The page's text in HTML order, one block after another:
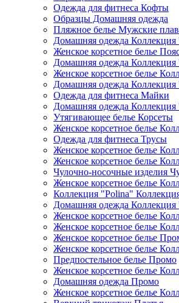
Одежда для фитнеса Кофты
Образцы Домашняя одежда
Пляжное белье Мужские
Домашняя одежда
Женское корсетное белье
Домашняя одежда Коллекция
Женское корсетное белье
Домашняя одежда Коллекция
Одежда для фитнеса Майки
Домашняя одежда
Утягивающее белье Корсеты
Женское корсетное белье
Одежда для фитнеса Трусы
Женское корсетное белье
Женское корсетное белье
Чулочно-носочные изделия
Женское корсетное белье
Коллекция "Polina"
Домашняя одежда Коллекция
Женское корсетное белье
Женское корсетное белье
Женское корсетное белье
Женское корсетное белье
Предпостельное белье Промо
Женское корсетное белье
Домашняя одежда Промо
Женское корсетное белье